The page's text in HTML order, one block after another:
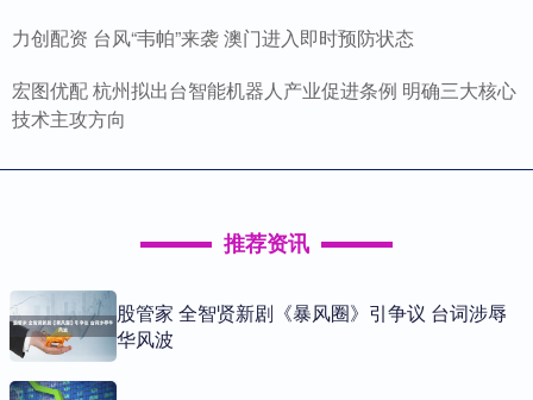
力创配资 台风“韦帕”来袭 澳门进入即时预防状态
宏图优配 杭州拟出台智能机器人产业促进条例 明确三大核心
技术主攻方向
推荐资讯
股管家 全智贤新剧《暴风圈》引争议 台词涉辱
华风波